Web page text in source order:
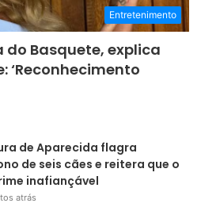
Entretenimento
do Basquete, explica
‘Reconhecimento
de Aparecida flagra
de seis cães e reitera que o
inafiançável
atrás